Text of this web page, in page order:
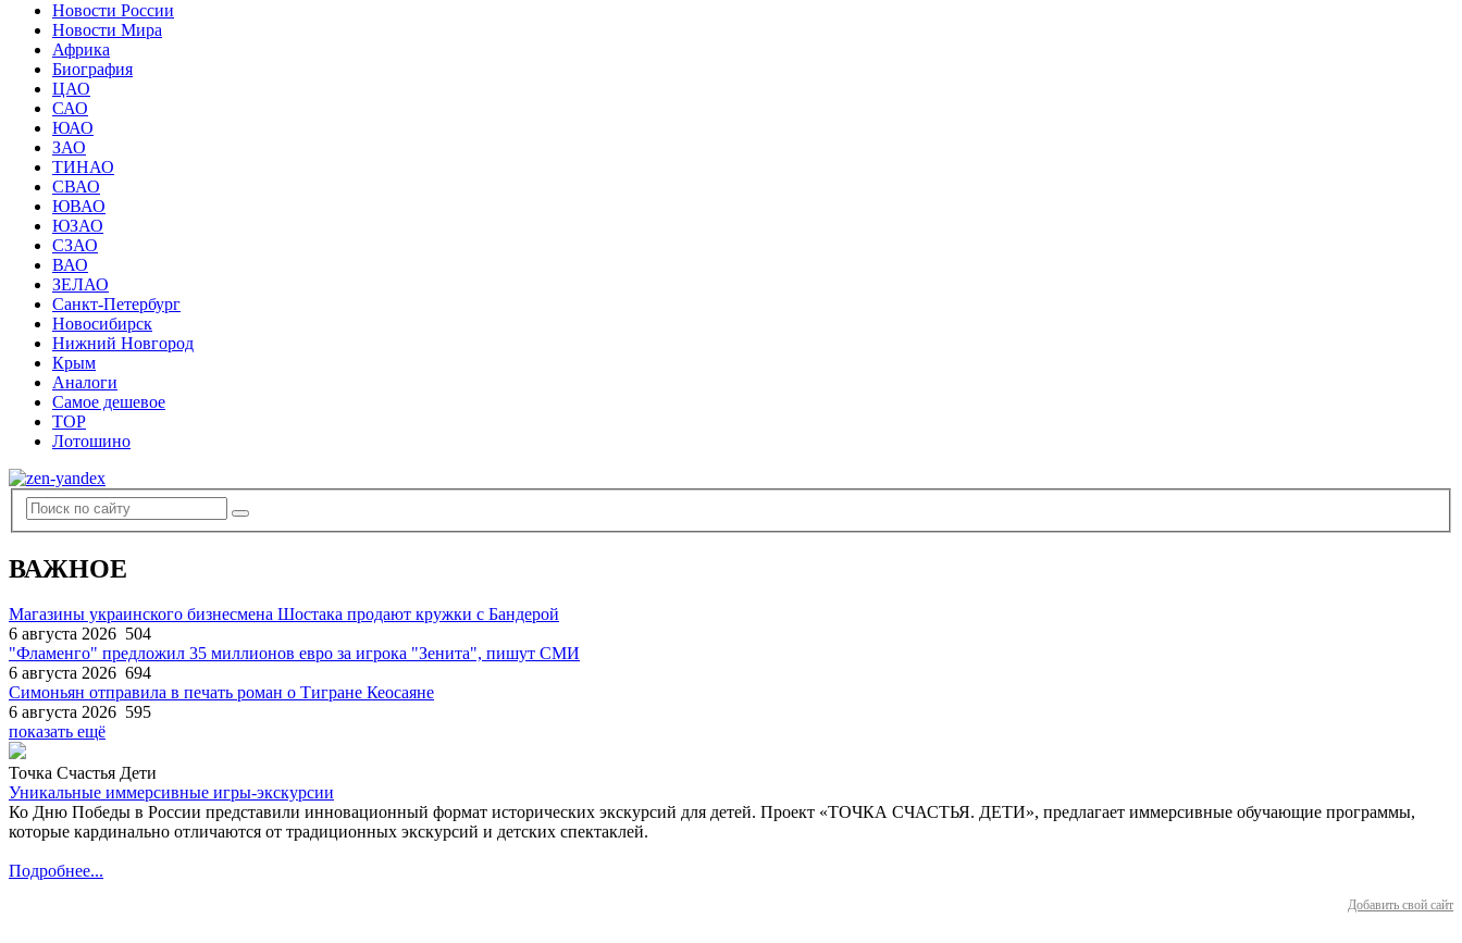
Новости России
Новости Мира
Африка
Биография
ЦАО
САО
ЮАО
ЗАО
ТИНАО
СВАО
ЮВАО
ЮЗАО
СЗАО
ВАО
ЗЕЛАО
Санкт-Петербург
Новосибирск
Нижний Новгород
Крым
Аналоги
Самое дешевое
TOP
Лотошино
ВАЖНОЕ
Магазины украинского бизнесмена Шостака продают кружки с Бандерой
6 августа 2026 504
"Фламенго" предложил 35 миллионов евро за игрока "Зенита", пишут СМИ
6 августа 2026 694
Симоньян отправила в печать роман о Тигране Кеосаяне
6 августа 2026 595
показать ещё
Точка Счастья Дети
Уникальные иммерсивные игры-экскурсии
Ко Дню Победы в России представили инновационный формат исторических экскурсий для детей. Проект «ТОЧКА СЧАСТЬЯ. ДЕТИ», предлагает иммерсивные обучающие программы,
которые кардинально отличаются от традиционных экскурсий и детских спектаклей.
Подробнее...
Добавить свой сайт